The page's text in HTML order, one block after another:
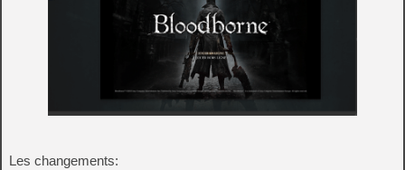
Les changements: